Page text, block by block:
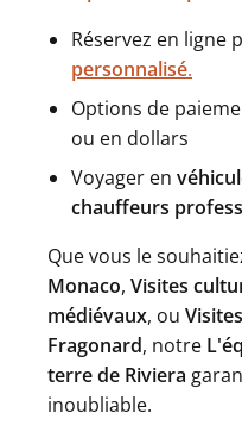
Réservez en ligne
personnalisé.
Options de
ou en dollars
Voyager en
chauffeurs
Que vous le
Monaco, Visites
médiévaux, ou
Fragonard, notre
terre de Riviera
inoubliable.